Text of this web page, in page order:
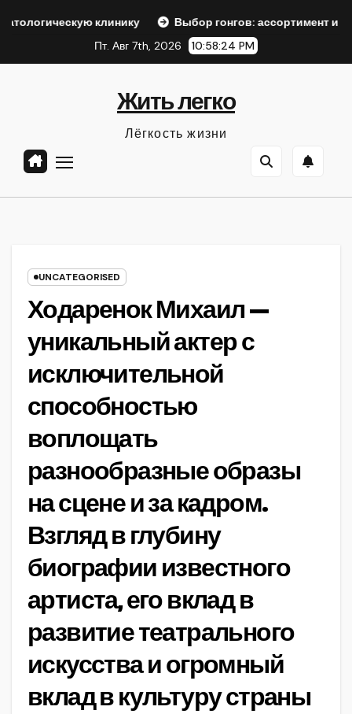
клинику
Выбор гонгов: ассортимент и
Пт. Авг 7th, 2026
10:58:25 PM
Жить легко
Лёгкость жизни
UNCATEGORISED
Ходаренок Михаил —
уникальный актер с
исключительной
способностью
воплощать
разнообразные образы
на сцене и за кадром.
Взгляд в глубину
биографии известного
артиста, его вклад в
развитие театрального
искусства и огромный
вклад в культуру страны